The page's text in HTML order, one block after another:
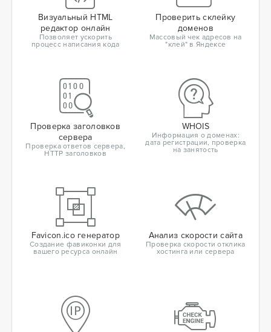
Визуальный HTML
редактор онлайн
Позволяет ускорить
процесс написания кода
Проверить склейку
доменов
Массовый чек адресов на
"клей" в Яндексе
Проверка заголовков
сервера
Проверка ответов сервера,
HTTP заголовков
WHOIS
Информация о доменах:
дата регистрации, проверка
на занятость
Favicon.ico генератор
Создание фавиконки для
вашего ресурса онлайн
Анализ скорости сайта
Проверка скорости отклика
хостинга или сервера